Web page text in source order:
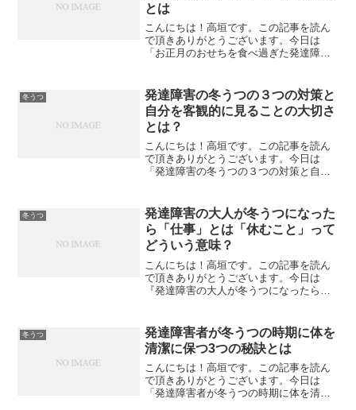
とは
こんにちは！高垣です。この記事を読ん
で頂きありがとうございます。今日は
「お正月のおせちを食べ過ぎた発達障害
ます。発達障害は何が困る？発達障害は
いつも「関係性がうまく行か...
冬うつ
発達障害の冬うつの３つの対策と
自分を客観的に見ることの大切さ
とは？
こんにちは！高垣です。この記事を読ん
で頂きありがとうございます。今日は
「発達障害の冬うつの３つの対策と自分
います。発達障害は何が困る？発達障害
はいつも「関係性がうまく行...
冬うつ
発達障害の大人が冬うつになった
ら「仕事」とは「休むこと」って
どういう意味？
こんにちは！高垣です。この記事を読ん
で頂きありがとうございます。今日は
『発達障害の大人が冬うつになったら
みたいと思います。発達障害は何が困
る？発達障害はいつも「関係性が...
冬うつ
発達障害者が冬うつの時期に体を
清潔に保つ3つの秘訣とは
こんにちは！高垣です。この記事を読ん
で頂きありがとうございます。今日は
「発達障害者が冬うつの時期に体を清潔